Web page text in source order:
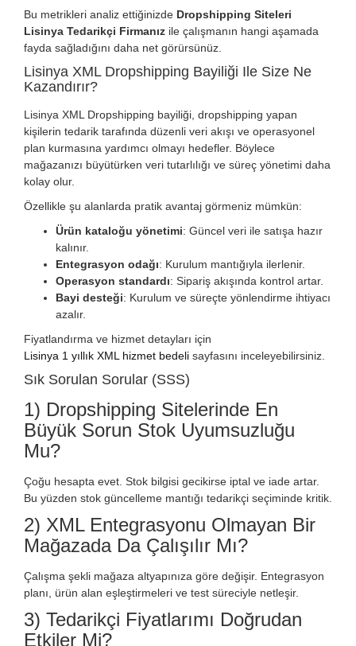
Bu metrikleri analiz ettiğinizde Dropshipping Siteleri
Lisinya Tedarikçi Firmanız ile çalışmanın hangi aşamada
fayda sağladığını daha net görürsünüz.
Lisinya XML Dropshipping Bayiliği Ile Size Ne
Kazandırır?
Lisinya XML Dropshipping bayiliği, dropshipping yapan
kişilerin tedarik tarafında düzenli veri akışı ve operasyonel
plan kurmasına yardımcı olmayı hedefler. Böylece
mağazanızı büyütürken veri tutarlılığı ve süreç yönetimi daha
kolay olur.
Özellikle şu alanlarda pratik avantaj görmeniz mümkün:
Ürün kataloğu yönetimi: Güncel veri ile satışa hazır
kalınır.
Entegrasyon odağı: Kurulum mantığıyla ilerlenir.
Operasyon standardı: Sipariş akışında kontrol artar.
Bayi desteği: Kurulum ve süreçte yönlendirme ihtiyacı
azalır.
Fiyatlandırma ve hizmet detayları için
Lisinya 1 yıllık XML hizmet bedeli sayfasını inceleyebilirsiniz.
Sık Sorulan Sorular (SSS)
1) Dropshipping Sitelerinde En
Büyük Sorun Stok Uyumsuzluğu
Mu?
Çoğu hesapta evet. Stok bilgisi gecikirse iptal ve iade artar.
Bu yüzden stok güncelleme mantığı tedarikçi seçiminde kritik.
2) XML Entegrasyonu Olmayan Bir
Mağazada Da Çalışılır Mı?
Çalışma şekli mağaza altyapınıza göre değişir. Entegrasyon
planı, ürün alan eşleştirmeleri ve test süreciyle netleşir.
3) Tedarikçi Fiyatlarımı Doğrudan
Etkiler Mi?